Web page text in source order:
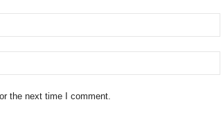
the next time I comment.